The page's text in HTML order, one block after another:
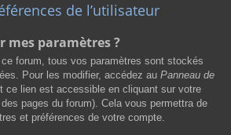
de l’utilisateur
mes paramètres ?
forum, tous vos paramètres sont stockés
Pour les modifier, accédez au Panneau de
ce lien est accessible en cliquant sur votre
pages du forum). Cela vous permettra de
et préférences de votre compte.